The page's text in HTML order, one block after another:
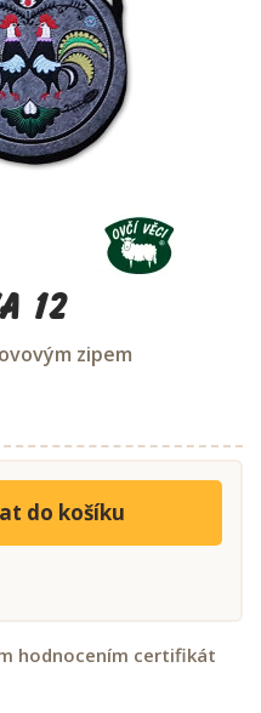
12
zipem
do košíku
hodnocením certifikát